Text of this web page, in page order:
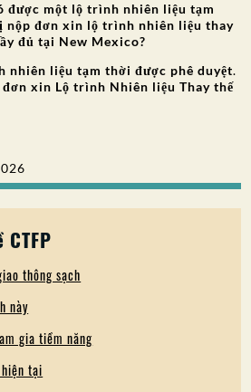
được một lộ trình nhiên liệu tạm
nộp đơn xin lộ trình nhiên liệu thay
đủ tại New Mexico?
nhiên liệu tạm thời được phê duyệt.
đơn xin Lộ trình Nhiên liệu Thay thế
thông sạch
này
gia tiềm năng
tại